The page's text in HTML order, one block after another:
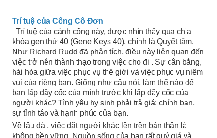
Trí tuệ của Cổng Cô Đơn
Trí tuệ của cánh cổng này, được nhìn thấy qua chìa
khóa gen thứ 40 (Gene Keys 40), chính là Quyết tâm.
Như Richard Rudd đã phân tích, điều này liên quan đến
việc trở nên thành thạo trong việc cho đi . Sự cân bằng,
hài hòa giữa việc phục vụ thế giới và việc phục vụ niềm
vui của riêng bạn. Giống như câu nói, làm thế nào để
bạn lấp đầy cốc của mình trước khi lấp đầy cốc của
người khác? Tình yêu hy sinh phải trả giá: chính bạn,
sự tỉnh táo và hạnh phúc của bạn.
Về lâu dài, việc đặt người khác lên trên bản thân là
không bền vững. Nguồn sống của bạn rất quý giá và